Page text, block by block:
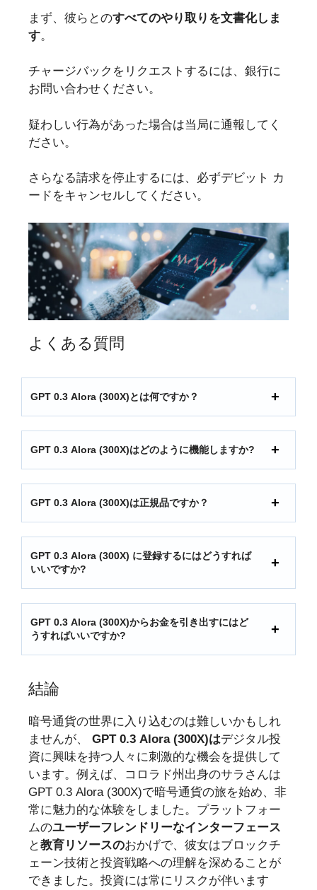
まず、彼らとのすべてのやり取りを文書化しま
す。
チャージバックをリクエストするには、銀行に
お問い合わせください。
疑わしい行為があった場合は当局に通報してく
ださい。
さらなる請求を停止するには、必ずデビット カ
ードをキャンセルしてください。
よくある質問
GPT 0.3 Alora (300X)とは何ですか？
GPT 0.3 Alora (300X)はどのように機能しますか?
GPT 0.3 Alora (300X)は正規品ですか？
GPT 0.3 Alora (300X) に登録するにはどうすれば
いいですか?
GPT 0.3 Alora (300X)からお金を引き出すにはど
うすればいいですか?
結論
暗号通貨の世界に入り込むのは難しいかもしれ
ませんが、 GPT 0.3 Alora (300X)はデジタル投
資に興味を持つ人々に刺激的な機会を提供して
います。例えば、コロラド州出身のサラさんは
GPT 0.3 Alora (300X)で暗号通貨の旅を始め、非
常に魅力的な体験をしました。プラットフォー
ムのユーザーフレンドリーなインターフェース
と教育リソースのおかげで、彼女はブロックチ
ェーン技術と投資戦略への理解を深めることが
できました。投資には常にリスクが伴います